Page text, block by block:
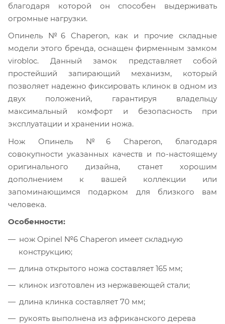
благодаря которой он способен выдерживать
огромные нагрузки.
Опинель №6 Chaperon, как и прочие складные
модели этого бренда, оснащен фирменным замком
virobloc. Данный замок представляет собой
простейший запирающий механизм, который
позволяет надежно фиксировать клинок в одном из
двух положений, гарантируя владельцу
максимальный комфорт и безопасность при
эксплуатации и хранении ножа.
Нож Опинель №6 Chaperon, благодаря
совокупности указанных качеств и по-настоящему
оригинального дизайна, станет хорошим
дополнением к вашей коллекции или
запоминающимся подарком для близкого вам
человека.
Особенности:
нож Opinel №6 Chaperon имеет складную
конструкцию;
длина открытого ножа составляет 165 мм;
клинок изготовлен из нержавеющей стали;
длина клинка составляет 70 мм;
рукоять выполнена из африканского дерева